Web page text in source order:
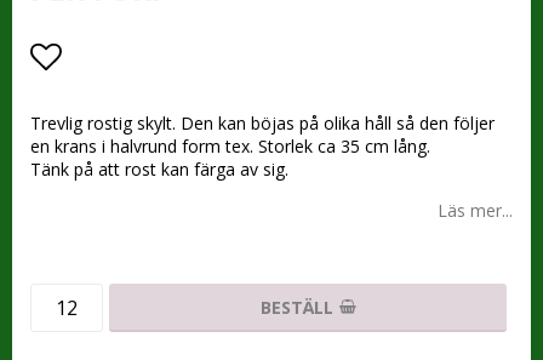
Lägg till i favoritlistan
Trevlig rostig skylt. Den kan böjas på olika håll så den följer
en krans i halvrund form tex. Storlek ca 35 cm lång.
Tänk på att rost kan färga av sig.
Läs mer...
BESTÄLL